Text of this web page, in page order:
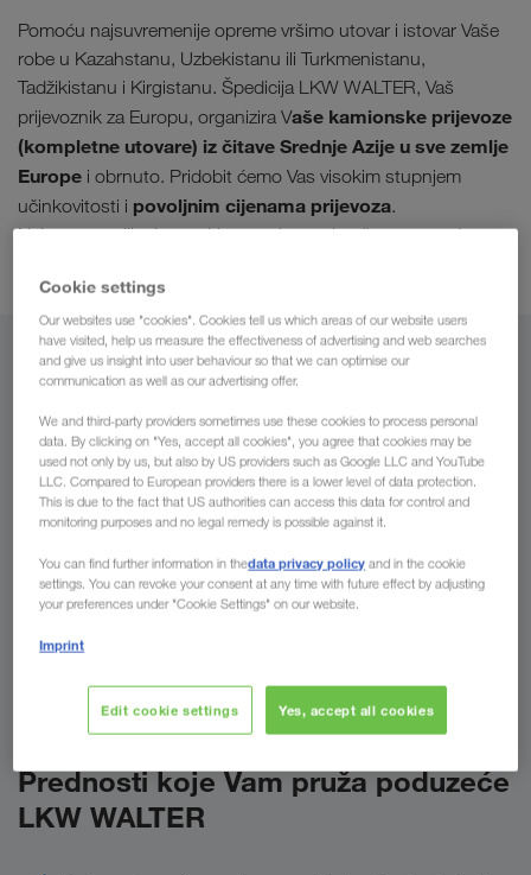
Pomoću najsuvremenije opreme vršimo utovar i istovar Vaše
robe u Kazahstanu, Uzbekistanu ili Turkmenistanu,
Tadžikistanu i Kirgistanu. Špedicija LKW WALTER, Vaš
prijevoznik za Europu, organizira Vaše kamionske prijevoze
(kompletne utovare) iz čitave Srednje Azije u sve zemlje
Europe i obrnuto. Pridobit ćemo Vas visokim stupnjem
učinkovitosti i povoljnim cijenama prijevoza.
Najsuvremeniji telematski sustavi uz to jamče neposredan
Bosna i Hercegovina
Za
Država
Prednosti koje Vam pruža poduzeće
LKW WALTER
Cookie settings
Our websites use "cookies". Cookies tell us which areas of our website users
have visited, help us measure the effectiveness of advertising and web searches
and give us insight into user behaviour so that we can optimise our
communication as well as our advertising offer.
We and third-party providers sometimes use these cookies to process personal
data. By clicking on "Yes, accept all cookies", you agree that cookies may be
used not only by us, but also by US providers such as Google LLC and YouTube
LLC. Compared to European providers there is a lower level of data protection.
This is due to the fact that US authorities can access this data for control and
monitoring purposes and no legal remedy is possible against it.
You can find further information in thedata privacy policy and in the cookie
settings. You can revoke your consent at any time with future effect by adjusting
your preferences under "Cookie Settings" on our website.
Imprint
Edit cookie settings Yes, accept all cookies